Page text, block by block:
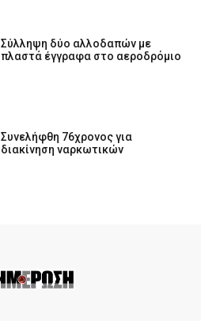
Σύλληψη δύο αλλοδαπών με
πλαστά έγγραφα στο αεροδρόμιο
Συνελήφθη 76χρονος για
διακίνηση ναρκωτικών